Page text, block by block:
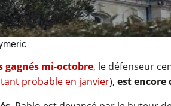
gagnés mi-octobre, le défenseur
probable en janvier), est encore